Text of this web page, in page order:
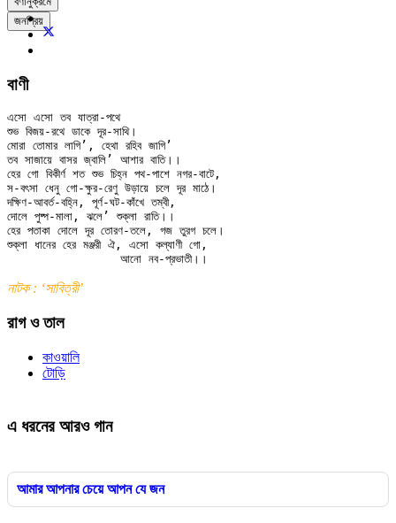
জনপ্রিয়
বাণী
এসো এসো তব যাত্রা-পথে
শুভ বিজয়-রথে ডাকে দূর-সাথি।
মোরা তোমার লাগি’, হেথা রহিব জাগি’
তব সাজায়ে বাসর জ্বালি’ আশার বাতি।।
হের গো বিকীর্ণ শত শুভ চিহ্ন পথ-পাশে নগর-বাটে,
স-বৎসা ধেনু গো-ক্ষুর-রেণু উড়ায়ে চলে দূর মাঠে।
দক্ষিণ-আবর্ত-বহ্নি, পূর্ণ-ঘট-কাঁখে তম্বী,
দোলে পুষ্প-মালা, ঝলে’ শুক্লা রাতি।।
হের পতাকা দোলে দূর তোরণ-তলে, গজ তুরগ চলে।
শুক্লা ধানের হের মঞ্জরী ঐ, এসো কল্যাণী গো,
নাটক : ‘সাবিত্রী’
রাগ ও তাল
কাওয়ালি
টোড়ি
এ ধরনের আরও গান
আমার আপনার চেয়ে আপন যে জন